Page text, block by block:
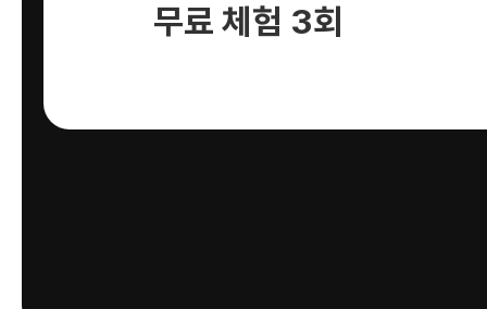
무료 체험 3회